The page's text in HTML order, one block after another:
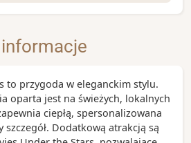
z sieci malowniczych kanałów
licznym drogom wodnym
nad oceanem lub odwiedzić
Narodowy Everglades.
– szeroka, piaszczysta
promenadą i licznymi
informacje
to przygoda w eleganckim stylu.
oparta jest na świeżych, lokalnych
ciepłą, spersonalizowana
szczegół. Dodatkową atrakcją są